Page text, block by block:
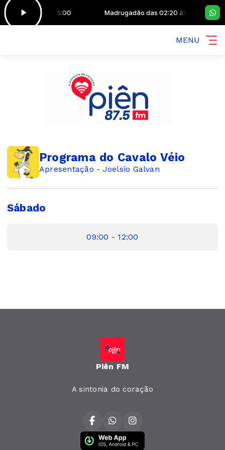
das 02:20 às 05:00 Madrugadão das 02:20 às 05:00
MENU
Programa do Cavalo Véio
Apresentação - Joelsio Galvan
Sábado
09:00 - 12:00
Piên FM
A sintonia do coração